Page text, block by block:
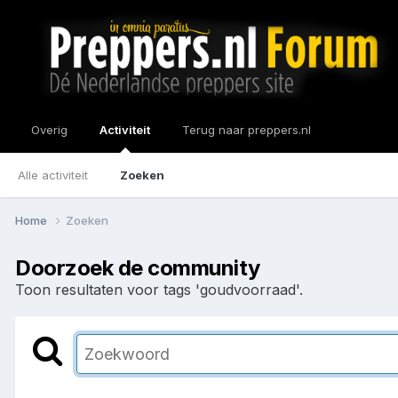
Overig Activiteit
Alle activiteit Zoeken
Terug naar preppers.nl
Home Zoeken
Doorzoek de community
Toon resultaten voor tags 'goudvoorraad'.